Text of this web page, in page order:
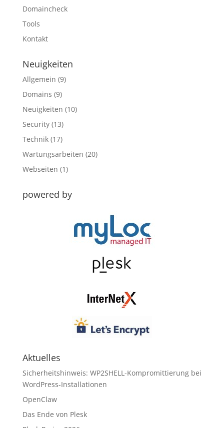
Domaincheck
Tools
Kontakt
Neuigkeiten
Allgemein (9)
Domains (9)
Neuigkeiten (10)
Security(13)
Technik(17)
Wartungsarbeiten (20)
Webseiten (1)
powered by
Aktuelles
Sicherheitshinweis: WP2SHELL-Kompromittierung bei
WordPress-Installationen
OpenClaw
Das Ende von Plesk